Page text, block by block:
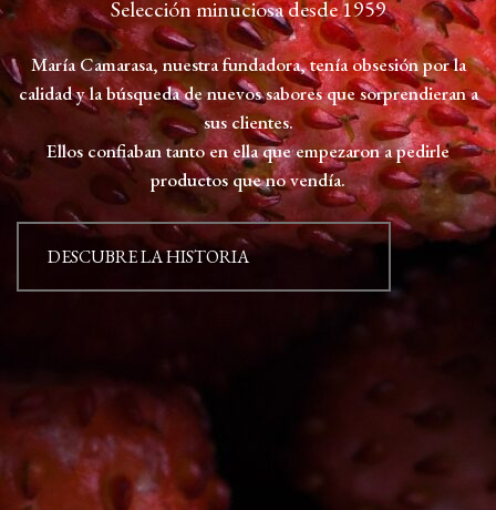
Selección minuciosa desde 1959
María Camarasa, nuestra fundadora, tenía obsesión por la
calidad y la búsqueda de nuevos sabores que sorprendieran a
sus clientes.
Ellos confiaban tanto en ella que empezaron a pedirle
productos que no vendía.
DESCUBRE LA HISTORIA